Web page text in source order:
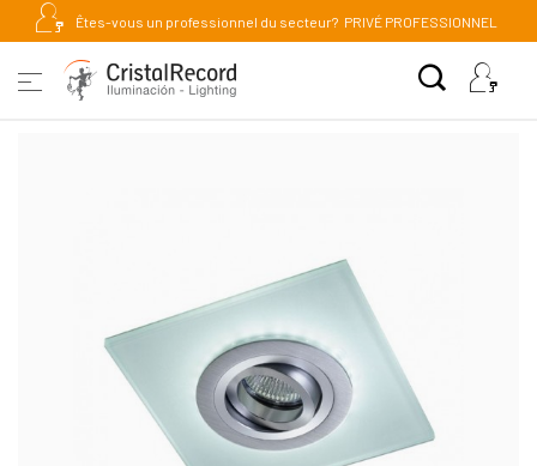
Êtes-vous un professionnel du secteur? PRIVÉ PROFESSIONNEL